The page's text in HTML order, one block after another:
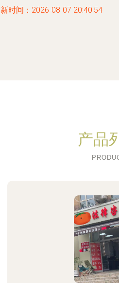
时间：2026-08-07 20:40:54
产品